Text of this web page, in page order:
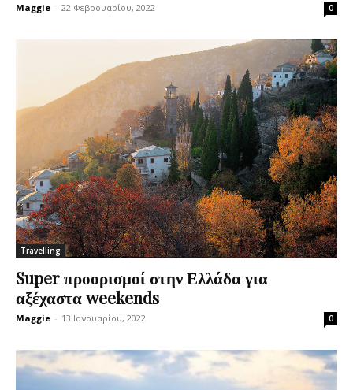
Maggie - 22 Φεβρουαρίου, 2022 0
Travelling
Super προορισμοί στην Ελλάδα για
αξέχαστα weekends
Maggie - 13 Ιανουαρίου, 2022 0